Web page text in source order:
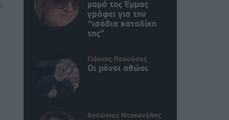
μαμά της Έμμας
γράφει για την
“ισόβια καταδίκη
της”
Γιάννης Πανούσης
Οι μόνοι αθώοι
Αντώνιος Ντακανάλης